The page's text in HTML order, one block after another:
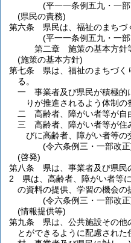
(平一一条例五九・一
(県民の責務)
第六条
県民は、福祉のまちづ
(平一一条例五九・一
第二章
施策の基本方針
(施策の基本方針)
第七条
県は、福祉のまちづ
る。
一
事業者及び県民が積極的
りが推進されるよう体制の
二
高齢者、障がい者等が自
三
高齢者、障がい者等が住
びに高齢者、障がい者等の
(令六条例三・一部改
(啓発)
第八条
県は、事業者及び県民
2
県は、高齢者、障がい者等
の資料の提供、学習の機会の
(令六条例三・一部改
(情報提供等)
第九条
県は、公共施設その他
とができるように配慮され